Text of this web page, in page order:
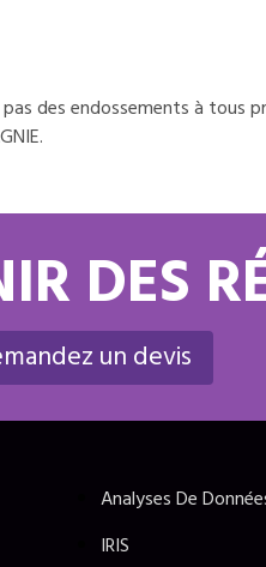
des endossements à
DES
un devis
Analyses De
IRIS